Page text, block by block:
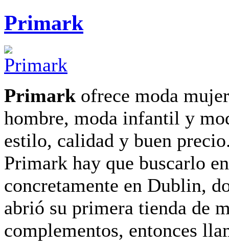
Primark
Primark ofrece moda
hombre, moda infantil y
estilo, calidad y buen
Primark hay que buscarlo
concretamente en Dublin,
abrió su primera tienda de
complementos, entonces